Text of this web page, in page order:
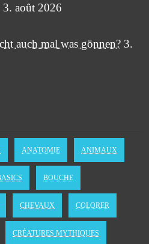
3. août 2026
auch mal was gönnen? 3.
ANATOMIE ANIMAUX
BOUCHE
CHEVAUX COLORER
CRÉATURES MYTHIQUES